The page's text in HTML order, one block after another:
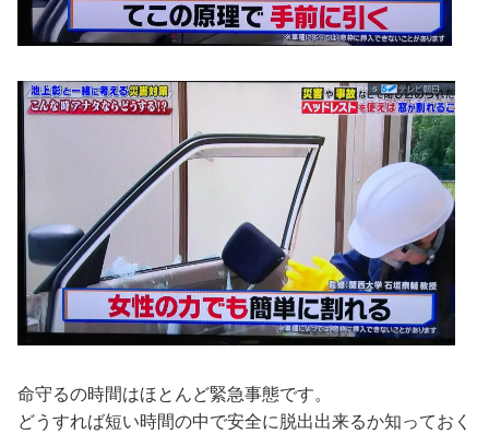
命守るの時間はほとんど緊急事態です。
どうすれば短い時間の中で安全に脱出出来るか知っておく